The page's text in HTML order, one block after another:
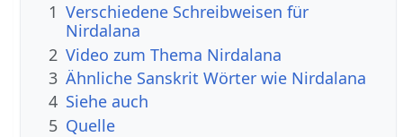
1 Verschiedene Schreibweisen für
Nirdalana
2 Video zum Thema Nirdalana
3 Ähnliche Sanskrit Wörter wie Nirdalana
4 Siehe auch
5 Quelle